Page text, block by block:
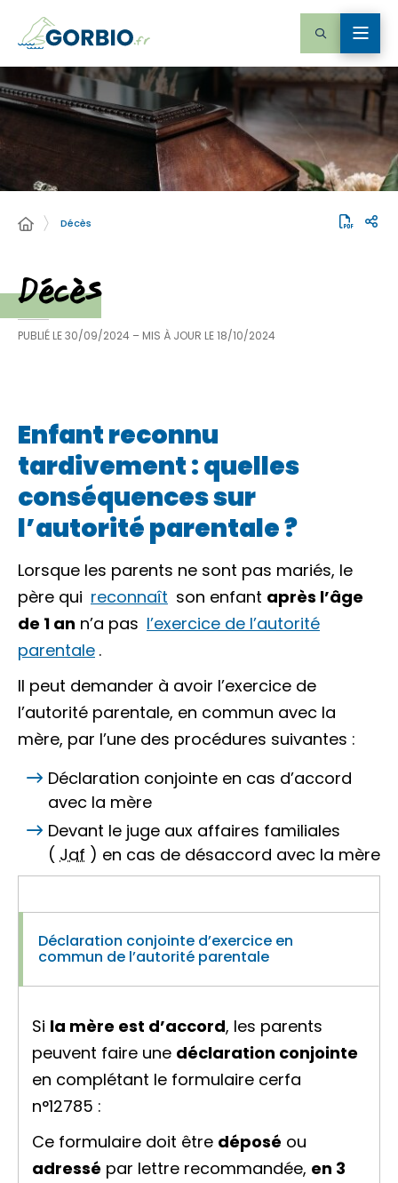
Décès
Décès
PUBLIÉ LE30/09/2024 – MIS À JOUR LE18/10/2024
Enfant reconnu
tardivement : quelles
conséquences sur
l’autorité parentale ?
Lorsque les parents ne sont pas mariés, le
père qui reconnaît son enfant après l’âge
de 1 an n’a pas l’exercice de l’autorité
parentale .
Il peut demander à avoir l’exercice de
l’autorité parentale, en commun avec la
mère, par l’une des procédures suivantes :
Déclaration conjointe en cas d’accord
avec la mère
Devant le juge aux affaires familiales
( Jaf ) en cas de désaccord avec la mère
Déclaration conjointe d’exercice en
commun de l’autorité parentale
Si la mère est d’accord, les parents
peuvent faire une déclaration conjointe
en complétant le formulaire cerfa
n°12785 :
Ce formulaire doit être déposé ou
adressé par lettre recommandée, en 3